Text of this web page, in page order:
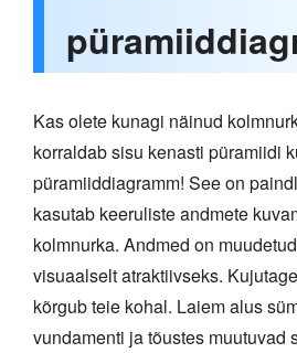
Kas olete kunagi näinud
korraldab sisu kenasti püramiidi
püramiiddiagramm! See on
kasutab keeruliste andmete
kolmnurka. Andmed on
visuaalselt atraktiivseks.
kõrgub teie kohal. Laiem alus
vundamenti ja tõustes muutuvad